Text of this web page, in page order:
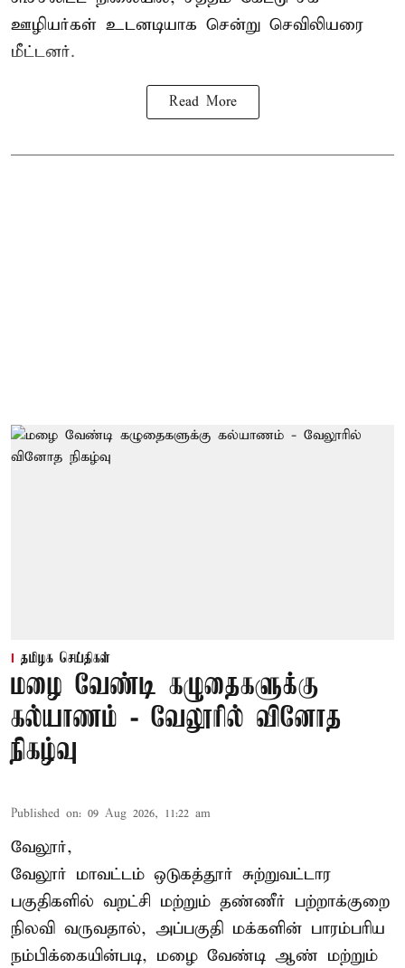
ஊழியர்கள் உடனடியாக சென்று செவிலியரை
மீட்டனர்.
Read More
தமிழக செய்திகள்
மழை வேண்டி கழுதைகளுக்கு
கல்யாணம் - வேலூரில் வினோத
நிகழ்வு
Published on: 09 Aug 2026, 11:22 am
வேலூர்,
வேலூர் மாவட்டம் ஒடுகத்தூர் சுற்றுவட்டார
பகுதிகளில் வறட்சி மற்றும் தண்ணீர் பற்றாக்குறை
நிலவி வருவதால், அப்பகுதி மக்களின் பாரம்பரிய
நம்பிக்கையின்படி, மழை வேண்டி ஆண் மற்றும்